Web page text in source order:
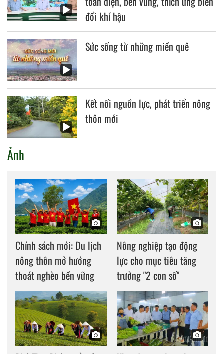
đổi khí hậu
Sức sống từ những miền quê
Kết nối nguồn lực, phát triển nông
thôn mới
Ảnh
Chính sách mới: Du lịch
nông thôn mở hướng
thoát nghèo bền vững
Nông nghiệp tạo động
lực cho mục tiêu tăng
trưởng "2 con số"